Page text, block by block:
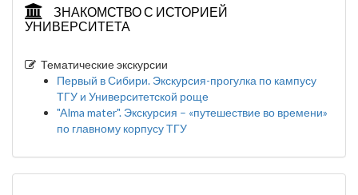
ЗНАКОМСТВО С ИСТОРИЕЙ
УНИВЕРСИТЕТА
Тематические экскурсии
Первый в Сибири. Экскурсия-прогулка по кампусу
ТГУ и Университетской роще
"Alma mater". Экскурсия – «путешествие во времени»
по главному корпусу ТГУ